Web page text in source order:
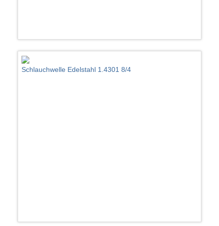
Schlauchwelle Edelstahl 1.4301 8/4